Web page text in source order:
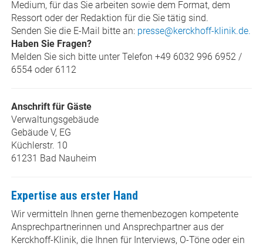
Medium, für das Sie arbeiten sowie dem Format, dem
Ressort oder der Redaktion für die Sie tätig sind.
Senden Sie die E-Mail bitte an: presse@kerckhoff-klinik.de.
Haben Sie Fragen?
Melden Sie sich bitte unter Telefon +49 6032 996 6952 /
6554 oder 6112
Anschrift für Gäste
Verwaltungsgebäude
Gebäude V, EG
Küchlerstr. 10
61231 Bad Nauheim
Expertise aus erster Hand
Wir vermitteln Ihnen gerne themenbezogen kompetente
Ansprechpartnerinnen und Ansprechpartner aus der
Kerckhoff-Klinik, die Ihnen für Interviews, O-Töne oder ein